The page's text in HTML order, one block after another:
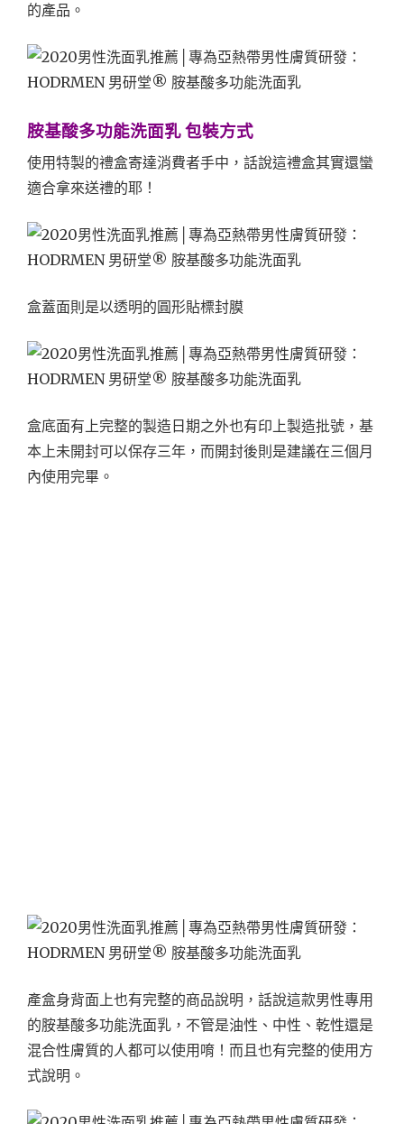
的產品。
胺基酸多功能洗面乳 包裝方式
使用特製的禮盒寄達消費者手中，話說這禮盒其實還蠻
適合拿來送禮的耶！
盒蓋面則是以透明的圓形貼標封膜
盒底面有上完整的製造日期之外也有印上製造批號，基
本上未開封可以保存三年，而開封後則是建議在三個月
內使用完畢。
產盒身背面上也有完整的商品說明，話說這款男性專用
的胺基酸多功能洗面乳，不管是油性、中性、乾性還是
混合性膚質的人都可以使用唷！而且也有完整的使用方
式說明。